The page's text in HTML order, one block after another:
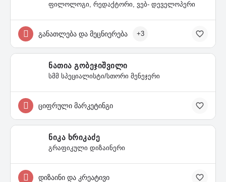
ფილოლოგი, რედაქტორი, ვებ- დეველოპერი
განათლება და მეცნიერება +3
ნათია გობეჯიშვილი
სმმ სპეციალისტი/სთორი მენეჯერი
ციფრული მარკეტინგი
ნიკა ხრიკაძე
გრაფიკული დიზაინერი
დიზაინი და კრეატივი